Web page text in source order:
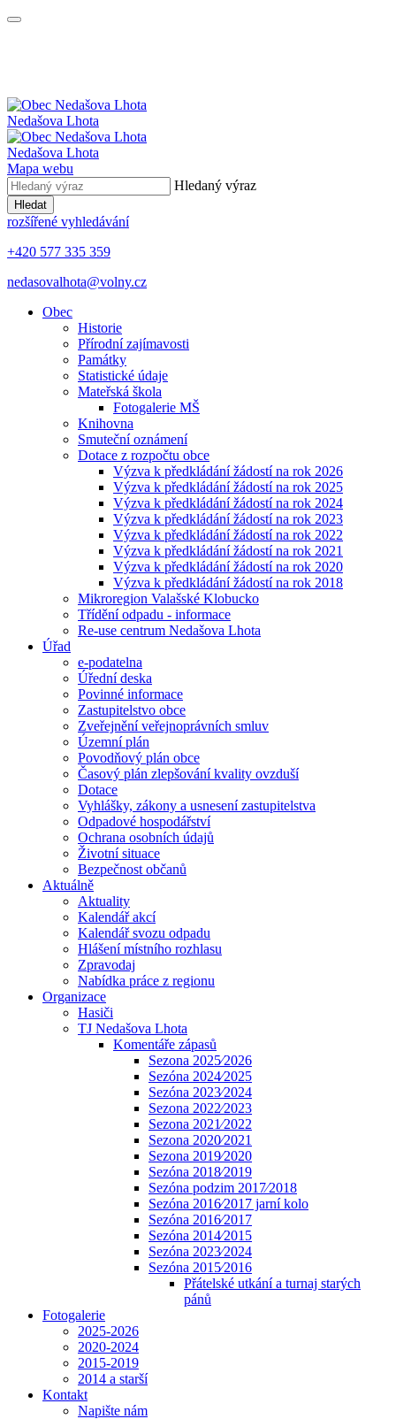
Nedašova Lhota
Nedašova Lhota
Mapa webu
Hledaný výraz
Hledat
rozšířené vyhledávání
+420 577 335 359
nedasovalhota@volny.cz
Obec
Historie
Přírodní zajímavosti
Památky
Statistické údaje
Mateřská škola
Fotogalerie MŠ
Knihovna
Smuteční oznámení
Dotace z rozpočtu obce
Výzva k předkládání žádostí na rok 2026
Výzva k předkládání žádostí na rok 2025
Výzva k předkládání žádostí na rok 2024
Výzva k předkládání žádostí na rok 2023
Výzva k předkládání žádostí na rok 2022
Výzva k předkládání žádostí na rok 2021
Výzva k předkládání žádostí na rok 2020
Výzva k předkládání žádostí na rok 2018
Mikroregion Valašské Klobucko
Třídění odpadu - informace
Re-use centrum Nedašova Lhota
Úřad
e-podatelna
Úřední deska
Povinné informace
Zastupitelstvo obce
Zveřejnění veřejnoprávních smluv
Územní plán
Povodňový plán obce
Časový plán zlepšování kvality ovzduší
Dotace
Vyhlášky, zákony a usnesení zastupitelstva
Odpadové hospodářství
Ochrana osobních údajů
Životní situace
Bezpečnost občanů
Aktuálně
Aktuality
Kalendář akcí
Kalendář svozu odpadu
Hlášení místního rozhlasu
Zpravodaj
Nabídka práce z regionu
Organizace
Hasiči
TJ Nedašova Lhota
Komentáře zápasů
Sezona 2025⁄2026
Sezóna 2024⁄2025
Sezóna 2023⁄2024
Sezona 2022⁄2023
Sezona 2021⁄2022
Sezona 2020⁄2021
Sezona 2019⁄2020
Sezóna 2018⁄2019
Sezóna podzim 2017⁄2018
Sezóna 2016⁄2017 jarní kolo
Sezóna 2016⁄2017
Sezóna 2014⁄2015
Sezóna 2023⁄2024
Sezóna 2015⁄2016
Přátelské utkání a turnaj starých
pánů
Fotogalerie
2025-2026
2020-2024
2015-2019
2014 a starší
Kontakt
Napište nám